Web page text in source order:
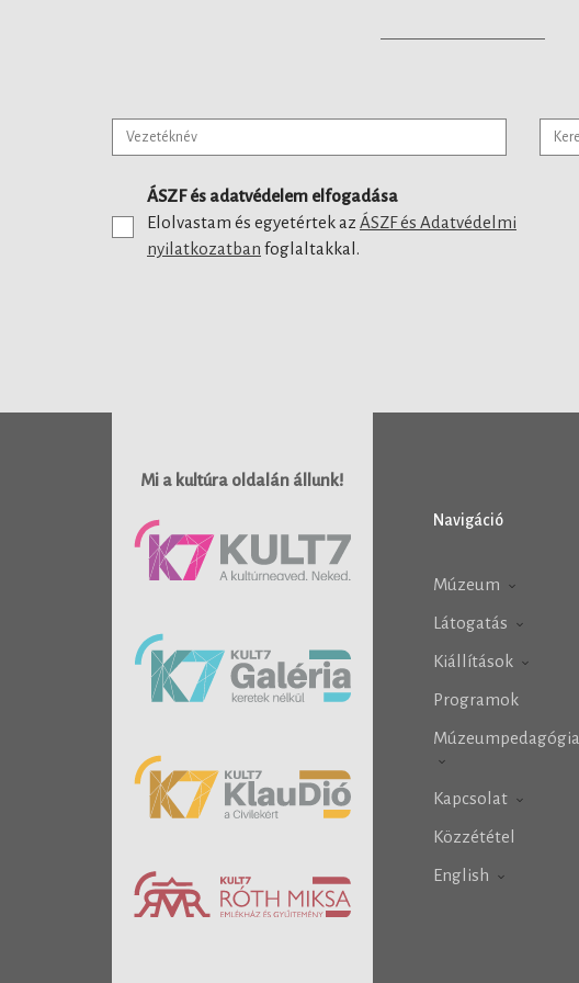
ÁSZF és adatvédelem elfogadása
Elolvastam és egyetértek az ÁSZF és Adatvédelmi
nyilatkozatban foglaltakkal.
Mi a kultúra oldalán állunk!
Navigáció
Múzeum
Látogatás
Kiállítások
Programok
Múzeumpedagógia
Kapcsolat
Közzététel
English